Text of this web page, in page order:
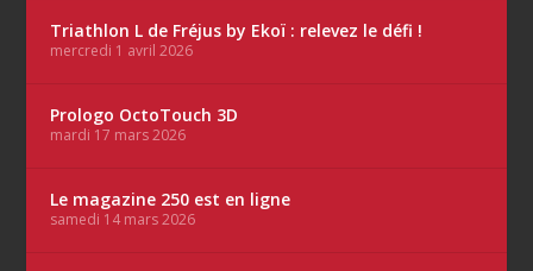
Triathlon L de Fréjus by Ekoï : relevez le défi !
mercredi 1 avril 2026
Prologo OctoTouch 3D
mardi 17 mars 2026
Le magazine 250 est en ligne
samedi 14 mars 2026